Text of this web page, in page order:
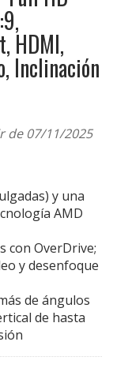
HDMI,
Inclinación
de 07/11/2025
y una
AMD
con OverDrive;
y desenfoque
de ángulos
de hasta